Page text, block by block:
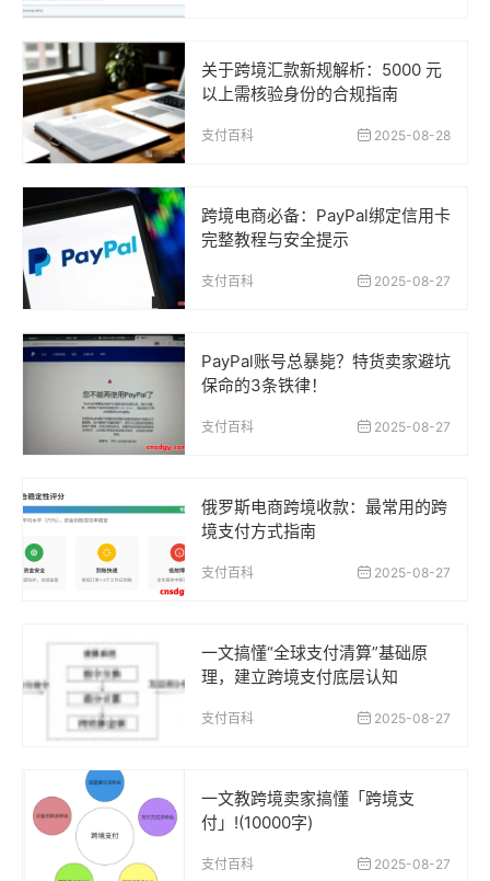
关于跨境汇款新规解析：5000 元
以上需核验身份的合规指南
支付百科 2025-08-28
跨境电商必备：PayPal绑定信用卡
完整教程与安全提示
支付百科 2025-08-27
PayPal账号总暴毙？特货卖家避坑
保命的3条铁律！
支付百科 2025-08-27
俄罗斯电商跨境收款：最常用的跨
境支付方式指南
支付百科 2025-08-27
一文搞懂“全球支付清算”基础原
理，建立跨境支付底层认知
支付百科 2025-08-27
一文教跨境卖家搞懂「跨境支
付」!(10000字)
支付百科 2025-08-27